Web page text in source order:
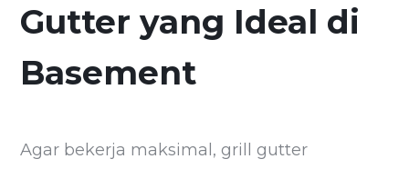
Gutter yang Ideal di
Basement
Agar bekerja maksimal, grill gutter